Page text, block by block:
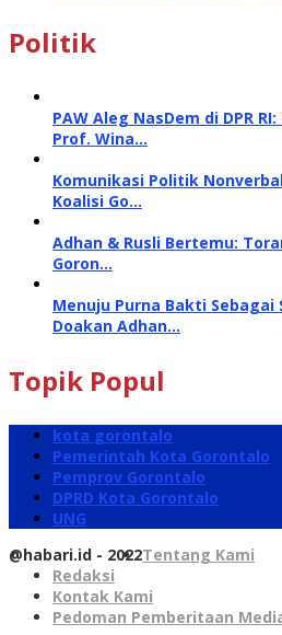
Politik
PAW Aleg NasDem di DPR
Prof. Wina…
Komunikasi Politik
Koalisi Go…
Adhan & Rusli Bertemu:
Goron…
Menuju Purna Bakti Sebagai
Doakan Adhan…
Topik Popul
kota gorontalo
Pemerintah Kota Gorontalo
Pemprov Gorontalo
DPRD Kota Gorontalo
UNG
@habari.id - 2022Tentang Kami
Redaksi
Kontak Kami
Pedoman Pemberitaan